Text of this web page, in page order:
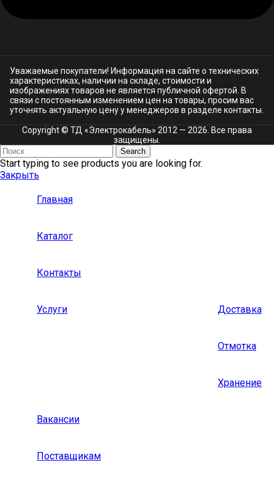
Уважаемые покупатели! Информация на сайте о технических
характеристиках, наличии на складе, стоимости и
изображениях товаров не является публичной офертой. В
связи с постоянным изменением цен на товары, просим вас
уточнять актуальную цену у менеджеров в разделе контакты.
Copyright © ТД «Электрокабель»​ 2012 — 2026. Все права
защищены.
Search
Start typing to see products you are looking for.
Закрыть
Главная
Каталог
Контакты
Услуги Доставка
Отмотка
Хранение
Вакансии
Поставщикам